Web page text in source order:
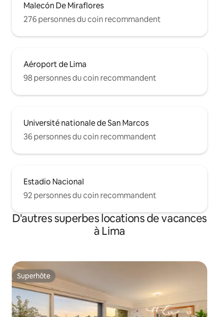
Malecón De Miraflores
276 personnes du coin recommandent
Aéroport de Lima
98 personnes du coin recommandent
Université nationale de San Marcos
36 personnes du coin recommandent
Estadio Nacional
92 personnes du coin recommandent
D'autres superbes locations de vacances
à Lima
Superhôte
Superhôte